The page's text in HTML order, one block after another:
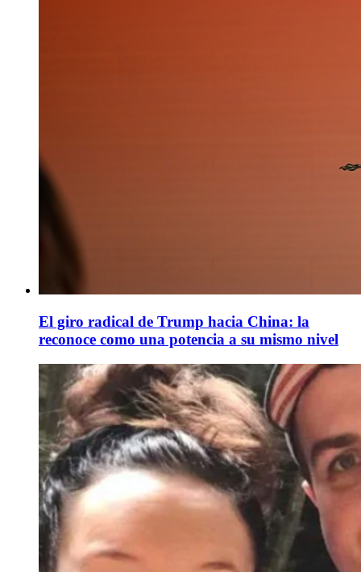
El giro radical de Trump hacia China: la
reconoce como una potencia a su mismo nivel